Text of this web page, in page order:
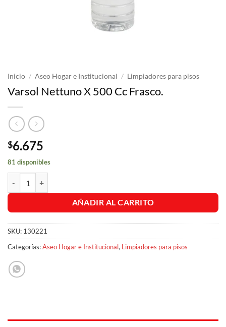
Inicio / Aseo Hogar e Institucional / Limpiadores para pisos
Varsol Nettuno X 500 Cc Frasco.
$6.675
81 disponibles
AÑADIR AL CARRITO
SKU: 130221
Categorías:Aseo Hogar e Institucional, Limpiadores para pisos